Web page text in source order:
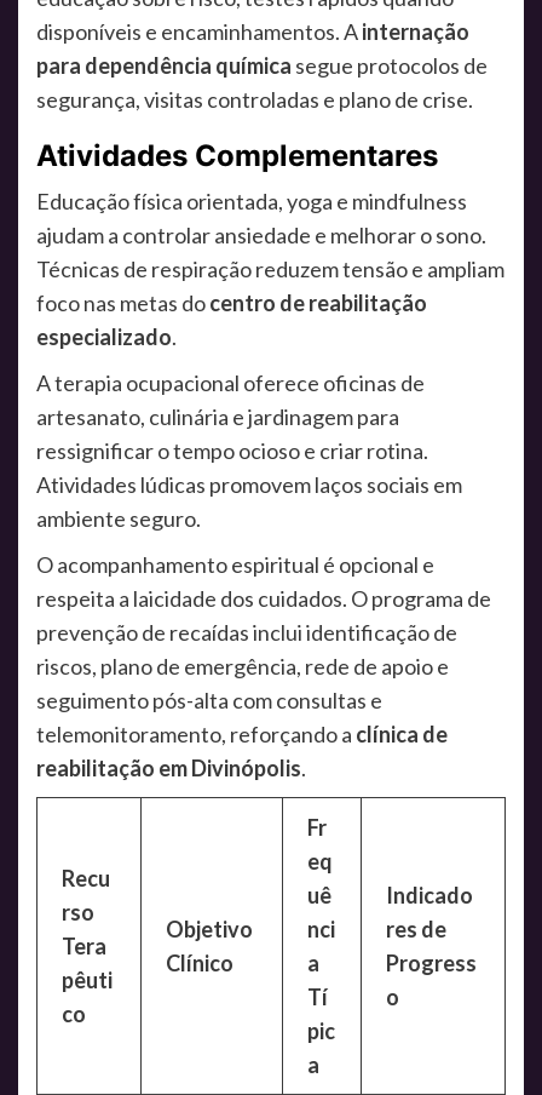
disponíveis e encaminhamentos. Ainternação
para dependência química segue protocolos de
segurança, visitas controladas e plano de crise.
Atividades Complementares
Educação física orientada, yoga e mindfulness
ajudam a controlar ansiedade e melhorar o sono.
Técnicas de respiração reduzem tensão e ampliam
foco nas metas docentro de reabilitação
especializado.
A terapia ocupacional oferece oficinas de
artesanato, culinária e jardinagem para
ressignificar o tempo ocioso e criar rotina.
Atividades lúdicas promovem laços sociais em
ambiente seguro.
O acompanhamento espiritual é opcional e
respeita a laicidade dos cuidados. O programa de
prevenção de recaídas inclui identificação de
riscos, plano de emergência, rede de apoio e
seguimento pós-alta com consultas e
telemonitoramento, reforçando a clínica de
reabilitação em Divinópolis.
Recu
rso
Tera
pêuti
co
Objetivo
Clínico
Fr
eq
uê
nci
a
Tí
pic
a
Indicado
res de
Progress
o